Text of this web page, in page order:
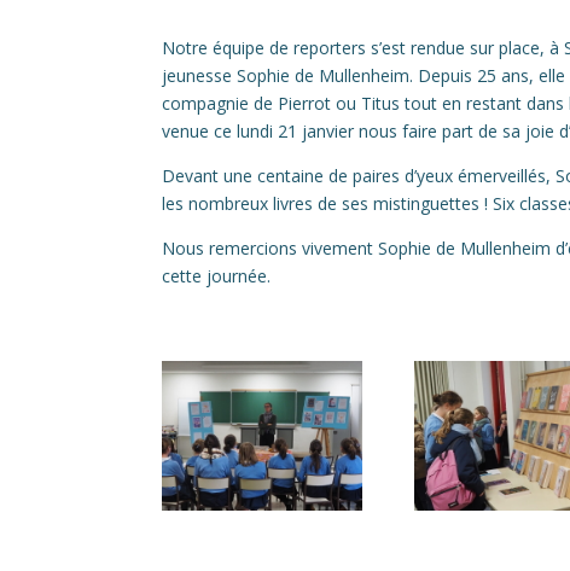
Notre équipe de reporters s’est rendue sur place,
jeunesse Sophie de Mullenheim. Depuis 25 ans,
compagnie de Pierrot ou Titus tout en restant
venue ce lundi 21 janvier nous faire part de sa joie
Devant une centaine de paires d’yeux émerveillés,
les nombreux livres de ses mistinguettes ! Six
Nous remercions vivement Sophie de Mullenheim
cette journée.